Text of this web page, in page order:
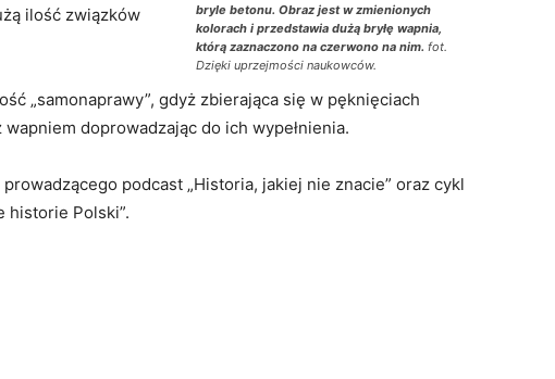
bryle betonu. Obraz jest w zmienionych
kolorach i przedstawia dużą bryłę wapnia,
którą zaznaczono na czerwono na nim. fot.
Dzięki uprzejmości naukowców.
ilość związków
„samonaprawy”, gdyż zbierająca się w pęknięciach
doprowadzając do ich wypełnienia.
podcast „Historia, jakiej nie znacie” oraz cykl
historie Polski”.